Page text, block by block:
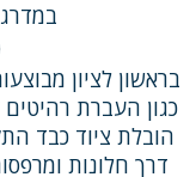
בראשון לציון
כגון העברת רהיטים
הובלת ציוד כבד
דרך חלונות